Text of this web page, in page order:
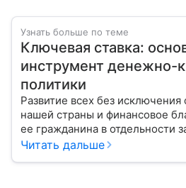
Узнать больше по теме
Ключевая ставка:
инструмент денежно-
политики
Развитие всех без
нашей страны и финансовое
ее гражданина в отдельности
показателя, как ключевая
Читать дальше